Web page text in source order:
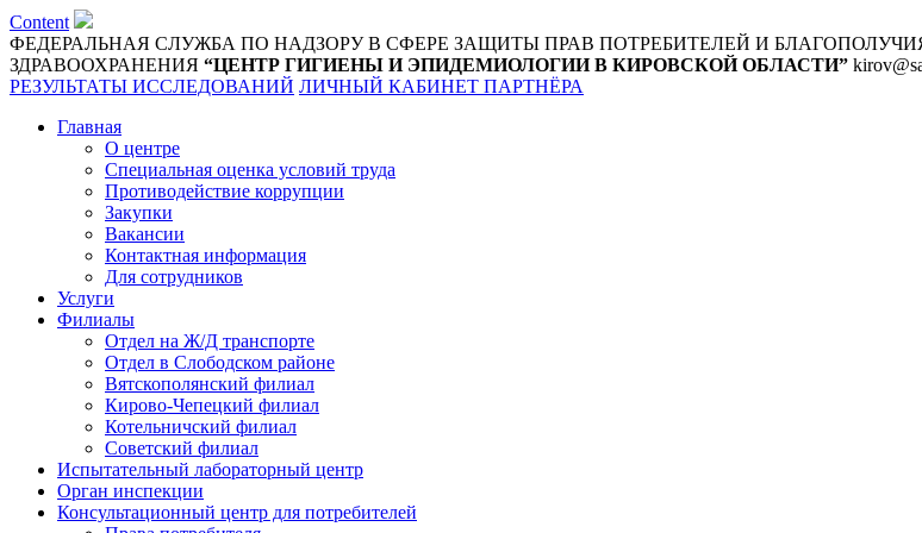
Content
ФЕДЕРАЛЬНАЯ СЛУЖБА ПО НАДЗОРУ В СФЕРЕ ЗАЩИТЫ ПРАВ ПОТРЕБИТЕЛЕЙ И
ЗДРАВООХРАНЕНИЯ “ЦЕНТР ГИГИЕНЫ И ЭПИДЕМИОЛОГИИ В КИРОВСКОЙ ОБЛАСТИ”
РЕЗУЛЬТАТЫ ИССЛЕДОВАНИЙ ЛИЧНЫЙ КАБИНЕТ ПАРТНЁРА
Главная
О центре
Специальная оценка условий труда
Противодействие коррупции
Закупки
Вакансии
Контактная информация
Для сотрудников
Услуги
Филиалы
Отдел на Ж/Д транспорте
Отдел в Слободском районе
Вятскополянский филиал
Кирово-Чепецкий филиал
Котельничский филиал
Советский филиал
Испытательный лабораторный центр
Орган инспекции
Консультационный центр для потребителей